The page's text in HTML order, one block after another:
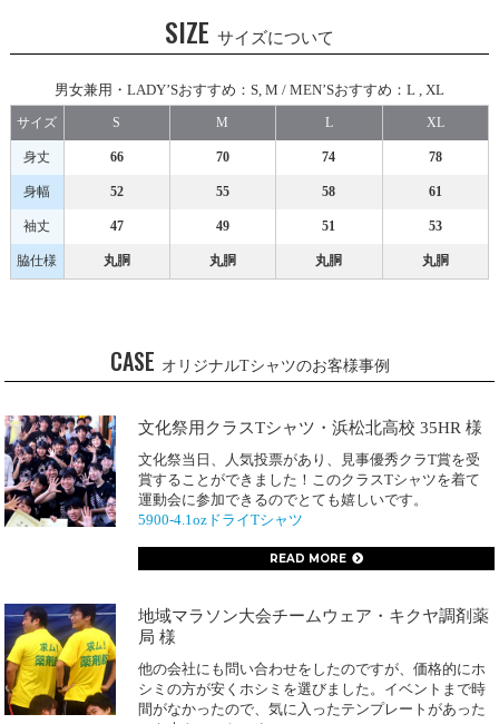
SIZE サイズについて
男女兼用・LADY’Sおすすめ：S, M / MEN’Sおすすめ：L , XL
サイズ S M L XL
身丈 66 70 74 78
身幅 52 55 58 61
袖丈 47 49 51 53
脇仕様 丸胴 丸胴 丸胴 丸胴
CASE オリジナルTシャツのお客様事例
文化祭用クラスTシャツ・浜松北高校 35HR 様
文化祭当日、人気投票があり、見事優秀クラT賞を受
賞することができました！このクラスTシャツを着て
運動会に参加できるのでとても嬉しいです。
5900-4.1ozドライTシャツ
READ MORE
地域マラソン大会チームウェア・キクヤ調剤薬
局 様
他の会社にも問い合わせをしたのですが、価格的にホ
シミの方が安くホシミを選びました。イベントまで時
間がなかったので、気に入ったテンプレートがあった